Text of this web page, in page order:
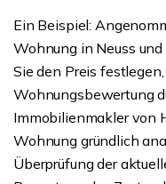
Ein Beispiel:
Wohnung in Neuss
Sie den Preis
Wohnungsbewertung
Immobilienmakler von
Wohnung gründlich
Überprüfung der